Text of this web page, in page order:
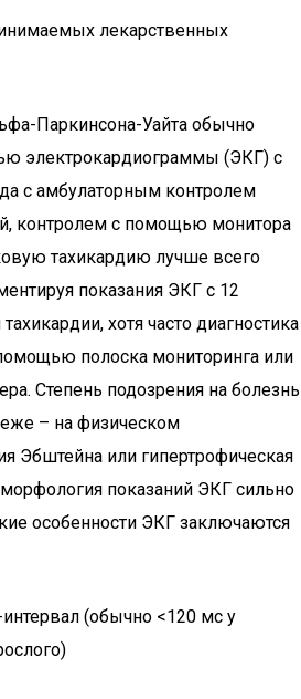
лекарственных
Паркинсона-Уайта обычно
электрокардиограммы (ЭКГ) с
с амбулаторным контролем
контролем с помощью монитора
тахикардию лучше всего
показания ЭКГ с 12
хотя часто диагностика
полоска мониторинга или
Степень подозрения на болезнь
– на физическом
Эбштейна или гипертрофическая
показаний ЭКГ сильно
особенности ЭКГ заключаются
(обычно <120 мс у